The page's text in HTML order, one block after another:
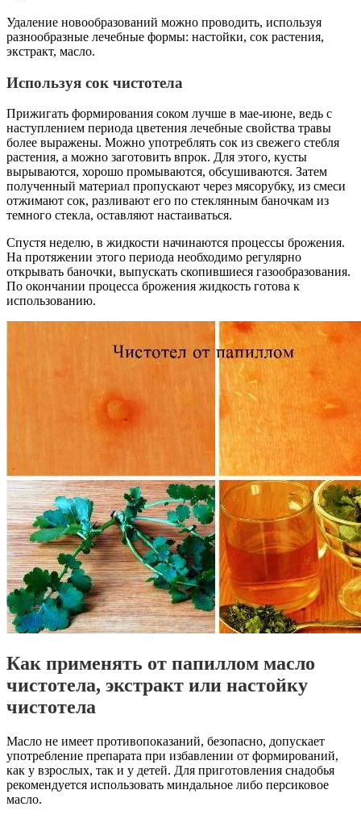
Удаление новообразований можно проводить, используя
разнообразные лечебные формы: настойки, сок растения,
экстракт, масло.
Используя сок чистотела
Прижигать формирования соком лучше в мае-июне, ведь с
наступлением периода цветения лечебные свойства травы
более выражены. Можно употреблять сок из свежего стебля
растения, а можно заготовить впрок. Для этого, кусты
вырываются, хорошо промываются, обсушиваются. Затем
полученный материал пропускают через мясорубку, из смеси
отжимают сок, разливают его по стеклянным баночкам из
темного стекла, оставляют настаиваться.
Спустя неделю, в жидкости начинаются процессы брожения.
На протяжении этого периода необходимо регулярно
открывать баночки, выпускать скопившиеся газообразования.
По окончании процесса брожения жидкость готова к
использованию.
Как применять от папиллом масло
чистотела, экстракт или настойку
чистотела
Масло не имеет противопоказаний, безопасно, допускает
употребление препарата при избавлении от формирований,
как у взрослых, так и у детей. Для приготовления снадобья
рекомендуется использовать миндальное либо персиковое
масло.